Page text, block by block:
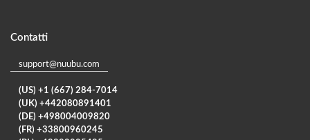
Contatti
support@nuubu.com
(US) +1 (667) 284-7014
(UK) +442080891401
(DE) +498004009820
(FR) +33800960245